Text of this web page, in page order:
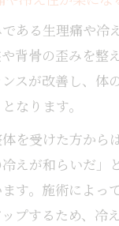
ある生理痛や冷
背骨の歪みを整
スが改善し、体
なります。
を受けた方から
えが和らいだ」
す。施術によっ
プするため、冷